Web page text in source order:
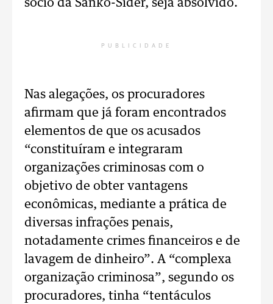
sócio da Sanko-Sider, seja absolvido.
PUBLICIDADE
Nas alegações, os procuradores
afirmam que já foram encontrados
elementos de que os acusados
“constituíram e integraram
organizações criminosas com o
objetivo de obter vantagens
econômicas, mediante a prática de
diversas infrações penais,
notadamente crimes financeiros e de
lavagem de dinheiro”. A “complexa
organização criminosa”, segundo os
procuradores, tinha “tentáculos